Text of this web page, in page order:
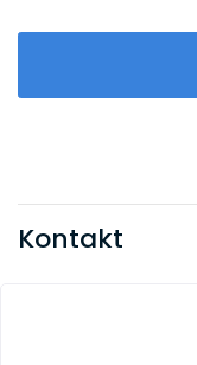
Kontakt